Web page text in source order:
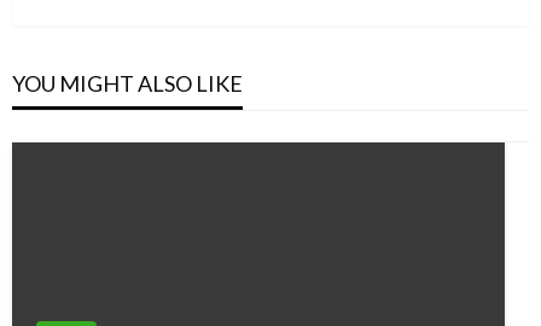
YOU MIGHT ALSO LIKE